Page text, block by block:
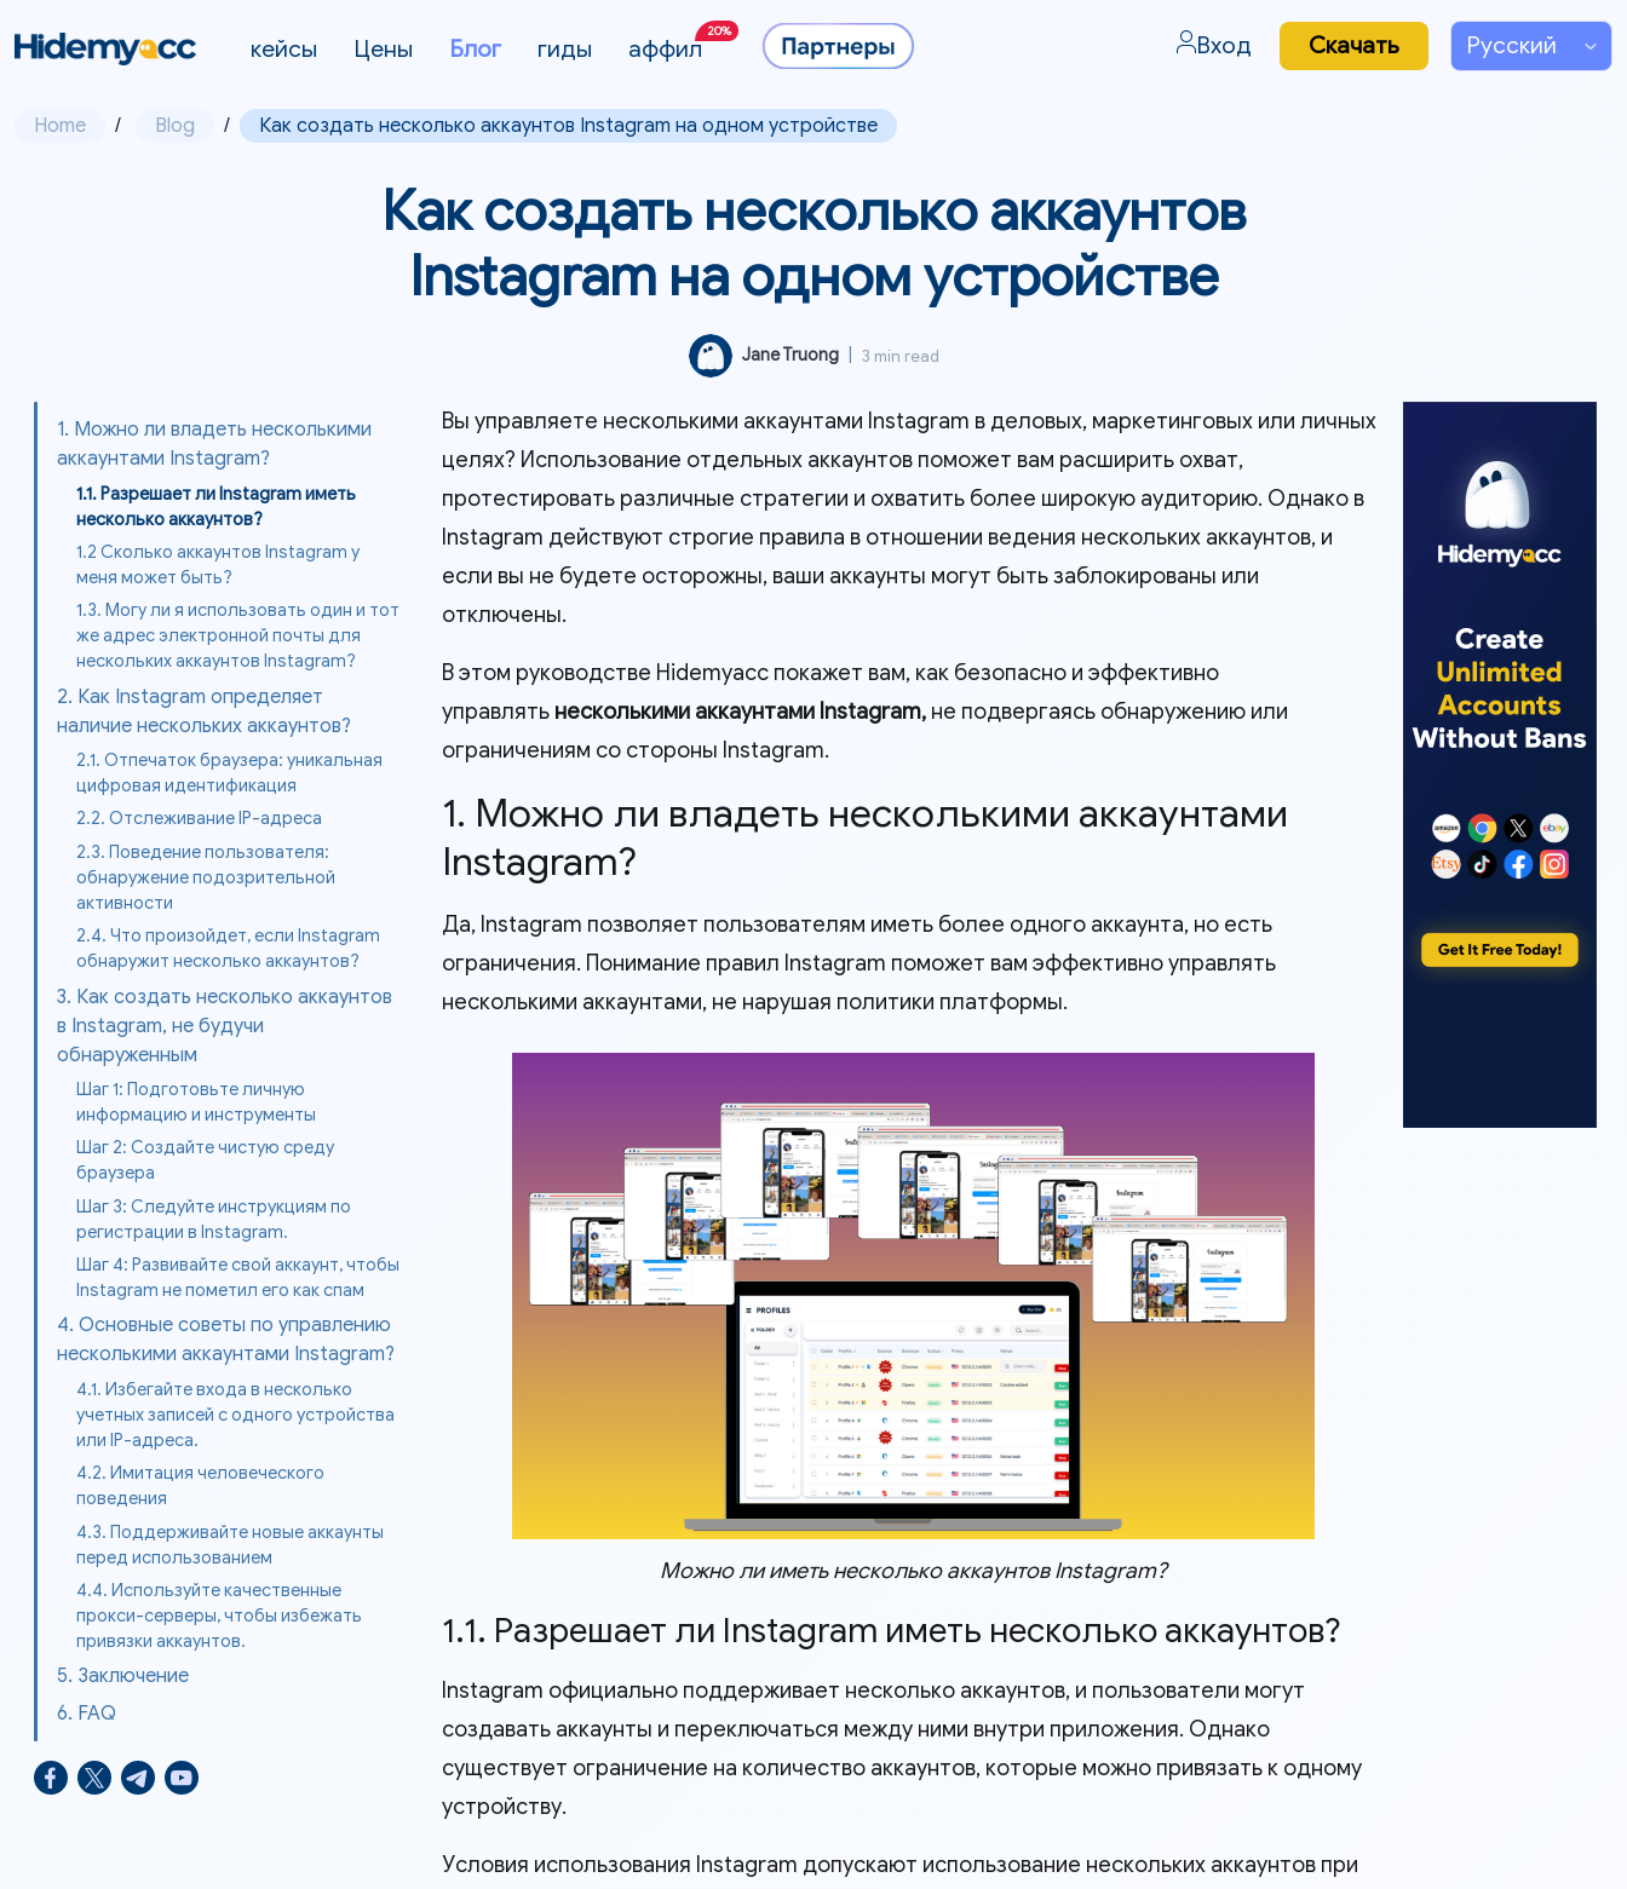
кейсы Цены Блог гиды аффил
20%
Вход Скачать
Home / Blog / Как создать несколько аккаунтов Instagram на одном устройстве
Как создать несколько аккаунтов
Instagram на одном устройстве
Jane Truong 3 min read
1. Можно ли владеть несколькими
аккаунтами Instagram?
1.1. Разрешает ли Instagram иметь
несколько аккаунтов?
1.2 Сколько аккаунтов Instagram у
меня может быть?
1.3. Могу ли я использовать один и тот
же адрес электронной почты для
нескольких аккаунтов Instagram?
2. Как Instagram определяет
наличие нескольких аккаунтов?
2.1. Отпечаток браузера: уникальная
цифровая идентификация
2.2. Отслеживание IP-адреса
2.3. Поведение пользователя:
обнаружение подозрительной
активности
2.4. Что произойдет, если Instagram
обнаружит несколько аккаунтов?
3. Как создать несколько аккаунтов
в Instagram, не будучи
обнаруженным
Шаг 1: Подготовьте личную
информацию и инструменты
Шаг 2: Создайте чистую среду
браузера
Шаг 3: Следуйте инструкциям по
регистрации в Instagram.
Шаг 4: Развивайте свой аккаунт, чтобы
Instagram не пометил его как спам
4. Основные советы по управлению
несколькими аккаунтами Instagram?
4.1. Избегайте входа в несколько
учетных записей с одного устройства
или IP-адреса.
4.2. Имитация человеческого
поведения
4.3. Поддерживайте новые аккаунты
перед использованием
4.4. Используйте качественные
прокси-серверы, чтобы избежать
привязки аккаунтов.
5. Заключение
6. FAQ
Вы управляете несколькими аккаунтами Instagram в деловых, маркетинговых или личных
целях? Использование отдельных аккаунтов поможет вам расширить охват,
протестировать различные стратегии и охватить более широкую аудиторию. Однако в
Instagram действуют строгие правила в отношении ведения нескольких аккаунтов, и
если вы не будете осторожны, ваши аккаунты могут быть заблокированы или
отключены.
В этом руководстве Hidemyacc покажет вам, как безопасно и эффективно
управлять несколькими аккаунтами Instagram, не подвергаясь обнаружению или
ограничениям со стороны Instagram.
1. Можно ли владеть несколькими аккаунтами
Instagram?
Да, Instagram позволяет пользователям иметь более одного аккаунта, но есть
ограничения. Понимание правил Instagram поможет вам эффективно управлять
несколькими аккаунтами, не нарушая политики платформы.
Можно ли иметь несколько аккаунтов Instagram?
1.1. Разрешает ли Instagram иметь несколько аккаунтов?
Instagram официально поддерживает несколько аккаунтов, и пользователи могут
создавать аккаунты и переключаться между ними внутри приложения. Однако
существует ограничение на количество аккаунтов, которые можно привязать к одному
устройству.
Условия использования Instagram допускают использование нескольких аккаунтов при